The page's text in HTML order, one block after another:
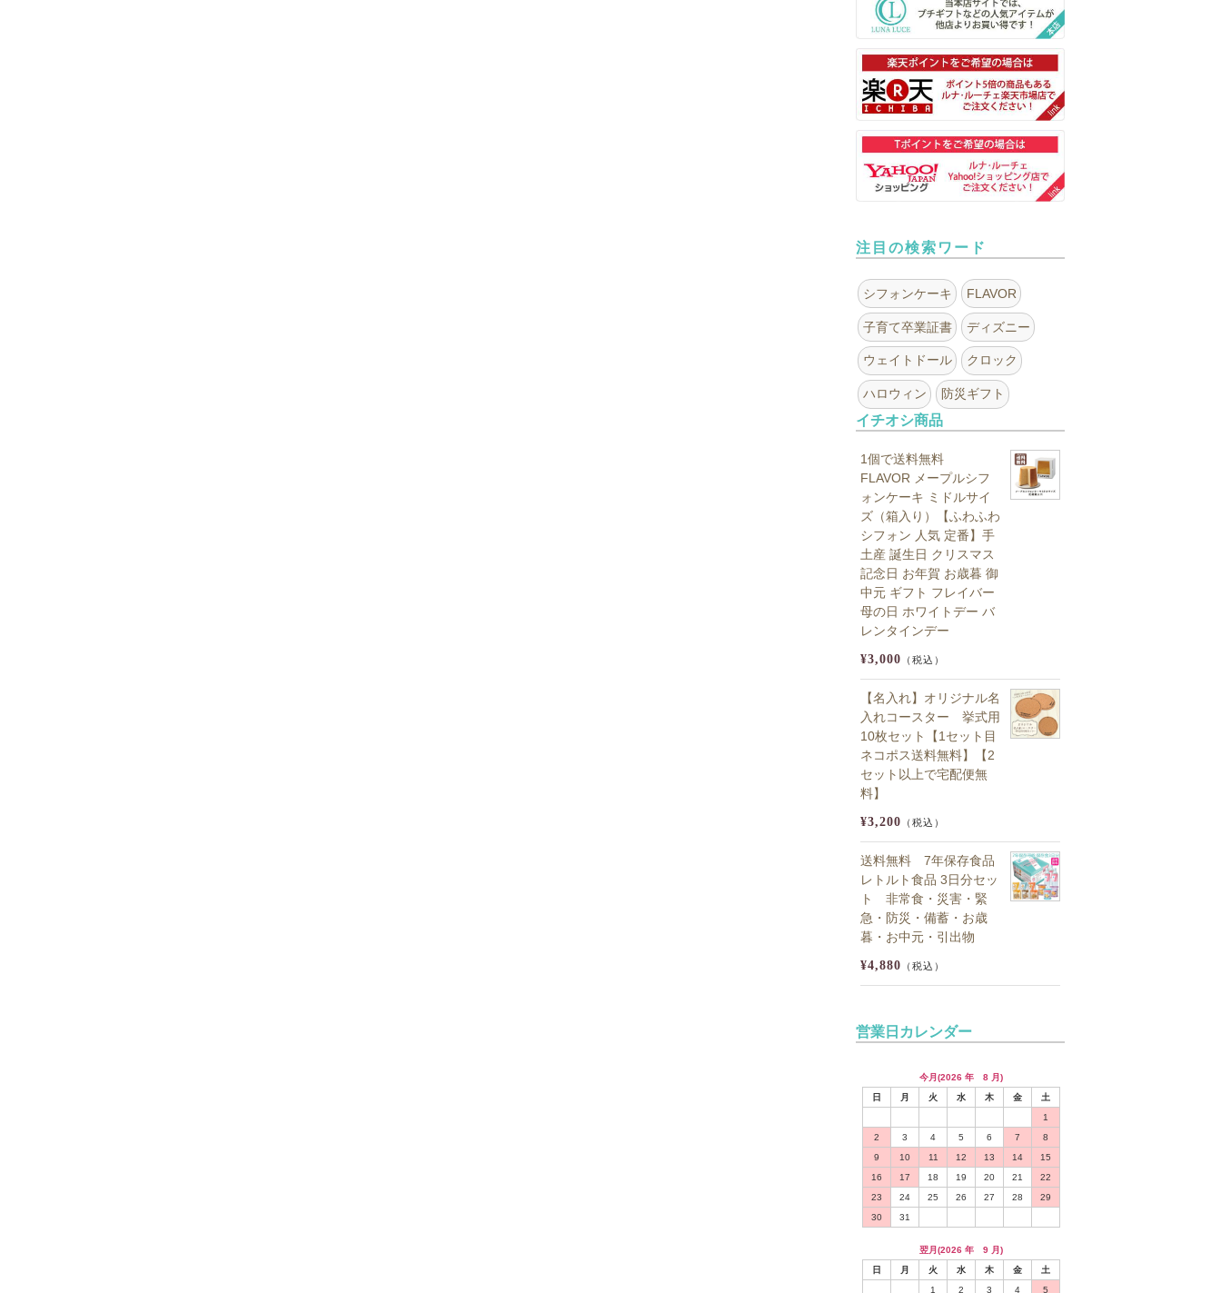
注目の検索ワード
シフォンケーキ FLAVOR
子育て卒業証書 ディズニー
ウェイトドール クロック
ハロウィン 防災ギフト
イチオシ商品
1個で送料無料
FLAVOR メープルシフ
ォンケーキ ミドルサイ
ズ（箱入り）【ふわふわ
シフォン 人気 定番】手
土産 誕生日 クリスマス
記念日 お年賀 お歳暮 御
中元 ギフト フレイバー
母の日 ホワイトデー バ
レンタインデー
¥3,000 （税込）
【名入れ】オリジナル名
入れコースター 挙式用
10枚セット【1セット目
ネコポス送料無料】【2
セット以上で宅配便無
料】
¥3,200 （税込）
送料無料 7年保存食品
レトルト食品 3日分セッ
ト 非常食・災害・緊
急・防災・備蓄・お歳
暮・お中元・引出物
¥4,880 （税込）
営業日カレンダー
今月(2026 年 8 月)
日
月 火 水 木 金
土
1
2
3 4 5 6 7
8
9
10 11 12 13 14
15
16
17 18 19 20 21
22
23
24 25 26 27 28
29
30
31
翌月(2026 年 9 月)
日
月 火 水 木 金
土
1
2 3 4 5